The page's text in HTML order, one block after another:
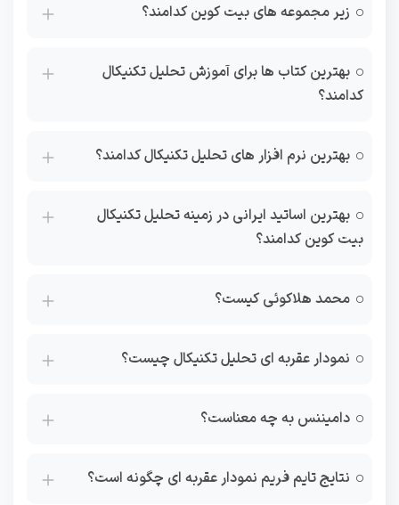
زیر مجموعه های بیت کوین کدامند؟
بهترین کتاب ها برای آموزش تحلیل تکنیکال
کدامند؟
بهترین نرم افزار های تحلیل تکنیکال کدامند؟
بهترین اساتید ایرانی در زمینه تحلیل تکنیکال
بیت کوین کدامند؟
محمد هلاکوئی کیست؟
نمودار عقربه ای تحلیل تکنیکال چیست؟
دامیننس به چه معناست؟
نتایج تایم فریم نمودار عقربه ای چگونه است؟